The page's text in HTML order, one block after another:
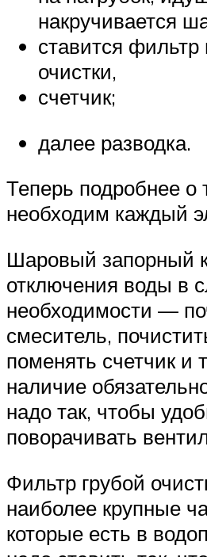
накручивается
ставится фильтр
очистки,
счетчик;
далее разводка.
Теперь подробнее о
необходим каждый
Шаровый запорный
отключения воды в
необходимости —
смеситель,
поменять счетчик и
наличие
надо так, чтобы
поворачивать
Фильтр грубой
наиболее крупные
которые есть в